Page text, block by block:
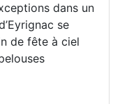
dans un
se
de fête à ciel